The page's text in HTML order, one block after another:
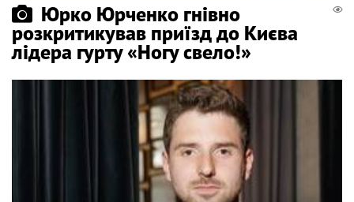
Юрко Юрченко гнівно
розкритикував приїзд до Києва
лідера гурту «Ногу свело!»